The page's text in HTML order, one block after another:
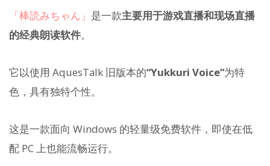
「棒読みちゃん」 是一款主要用于游戏直播和现场直播
的经典朗读软件。
它以使用 AquesTalk 旧版本的“Yukkuri Voice”为特
色，具有独特个性。
这是一款面向 Windows 的轻量级免费软件，即使在低
配 PC 上也能流畅运行。